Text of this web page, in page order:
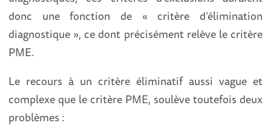
donc une fonction de « critère d’élimination
diagnostique », ce dont précisément relève le critère
PME.
Le recours à un critère éliminatif aussi vague et
complexe que le critère PME, soulève toutefois deux
problèmes :